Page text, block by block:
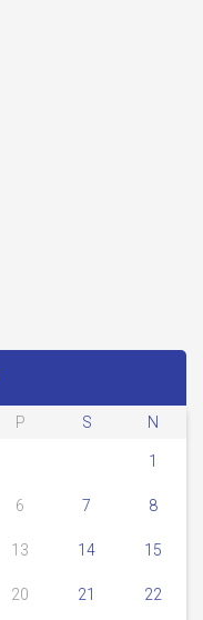
P S N
1
6 7 8
13 14 15
20 21 22